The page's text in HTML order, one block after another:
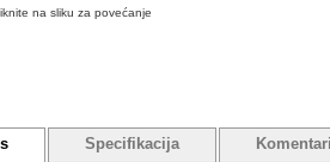
na sliku za povećanje
Specifikacija